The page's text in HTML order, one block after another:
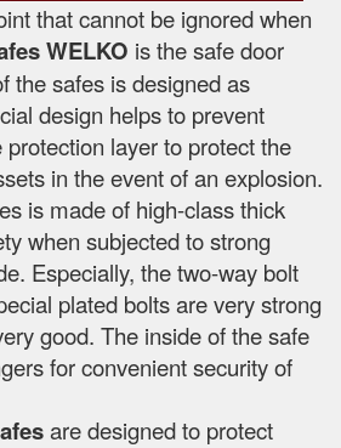
that cannot be ignored when
WELKO is the safe door
the safes is designed as
design helps to prevent
layer to protect the
in the event of an explosion.
is made of high-class thick
when subjected to strong
Especially, the two-way bolt
plated bolts are very strong
good. The inside of the safe
for convenient security of
are designed to protect